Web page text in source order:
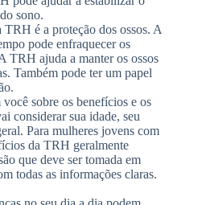
sono.
é a proteção dos ossos. A
pode enfraquecer os
TRH ajuda a manter os ossos
Também pode ter um papel
sobre os benefícios e os
considerar sua idade, seu
Para mulheres jovens com
da TRH geralmente
que deve ser tomada em
todas as informações claras.